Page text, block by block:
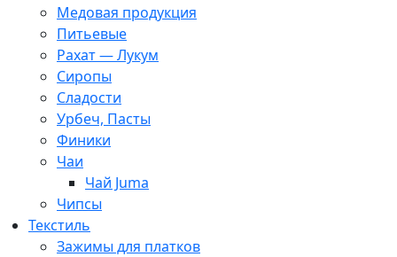
Медовая продукция
Питьевые
Рахат — Лукум
Сиропы
Сладости
Урбеч, Пасты
Финики
Чаи
Чай Juma
Чипсы
Текстиль
Зажимы для платков